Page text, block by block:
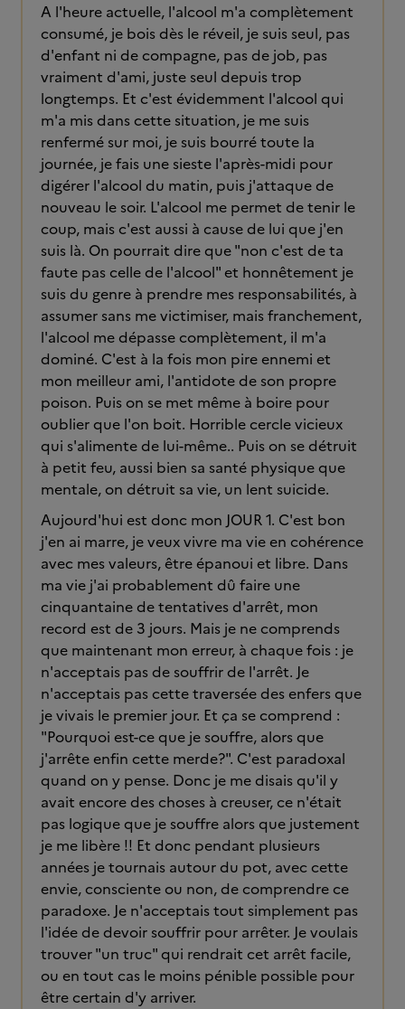
A l'heure actuelle, l'alcool m'a complètement
consumé, je bois dès le réveil, je suis seul, pas
d'enfant ni de compagne, pas de job, pas
vraiment d'ami, juste seul depuis trop
longtemps. Et c'est évidemment l'alcool qui
m'a mis dans cette situation, je me suis
renfermé sur moi, je suis bourré toute la
journée, je fais une sieste l'après-midi pour
digérer l'alcool du matin, puis j'attaque de
nouveau le soir. L'alcool me permet de tenir le
coup, mais c'est aussi à cause de lui que j'en
suis là. On pourrait dire que "non c'est de ta
faute pas celle de l'alcool" et honnêtement je
suis du genre à prendre mes responsabilités, à
assumer sans me victimiser, mais franchement,
l'alcool me dépasse complètement, il m'a
dominé. C'est à la fois mon pire ennemi et
mon meilleur ami, l'antidote de son propre
poison. Puis on se met même à boire pour
oublier que l'on boit. Horrible cercle vicieux
qui s'alimente de lui-même.. Puis on se détruit
à petit feu, aussi bien sa santé physique que
mentale, on détruit sa vie, un lent suicide.
Aujourd'hui est donc mon JOUR 1. C'est bon
j'en ai marre, je veux vivre ma vie en cohérence
avec mes valeurs, être épanoui et libre. Dans
ma vie j'ai probablement dû faire une
cinquantaine de tentatives d'arrêt, mon
record est de 3 jours. Mais je ne comprends
que maintenant mon erreur, à chaque fois : je
n'acceptais pas de souffrir de l'arrêt. Je
n'acceptais pas cette traversée des enfers que
je vivais le premier jour. Et ça se comprend :
"Pourquoi est-ce que je souffre, alors que
j'arrête enfin cette merde?". C'est paradoxal
quand on y pense. Donc je me disais qu'il y
avait encore des choses à creuser, ce n'était
pas logique que je souffre alors que justement
je me libère !! Et donc pendant plusieurs
années je tournais autour du pot, avec cette
envie, consciente ou non, de comprendre ce
paradoxe. Je n'acceptais tout simplement pas
l'idée de devoir souffrir pour arrêter. Je voulais
trouver "un truc" qui rendrait cet arrêt facile,
ou en tout cas le moins pénible possible pour
être certain d'y arriver.